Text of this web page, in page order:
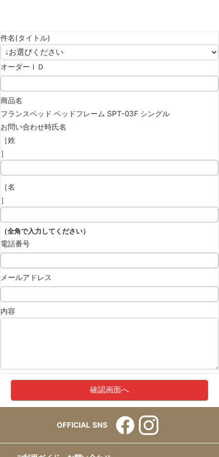
件名(タイトル)
オーダーＩＤ
商品名
フランスベッド ベッドフレーム SPT-03F シングル
お問い合わせ時氏名
［姓
］
［名
］
（全角で入力してください）
電話番号
メールアドレス
内容
OFFICIAL SNS